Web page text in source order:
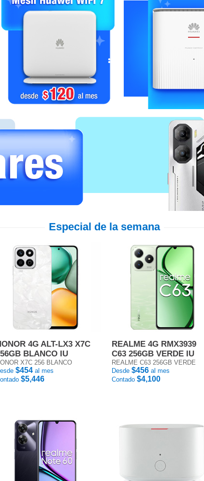
Especial de la semana
4G ALT-LX3 X7C
BLANCO IU
X7C 256 BLANCO
$454 al mes
$5,446
REALME 4G RMX3939
C63 256GB VERDE IU
REALME C63 256GB VERDE
Desde $456 al mes
Contado $4,100